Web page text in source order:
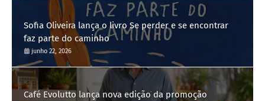
Sofia Oliveira lança o livro Se perder e se encontrar
faz parte do caminho
junho 22, 2026
Café Evolutto lança nova edição da promoção